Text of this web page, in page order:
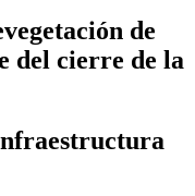
de
del cierre de la